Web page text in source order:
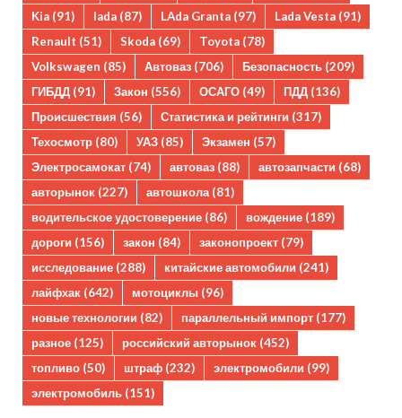
Kia (91) lada (87) LAda Granta (97) Lada Vesta (91)
Renault (51) Skoda (69) Toyota (78)
Volkswagen (85) Автоваз (706) Безопасность (209)
ГИБДД (91) Закон (556) ОСАГО (49) ПДД (136)
Происшествия (56) Статистика и рейтинги (317)
Техосмотр (80) УАЗ (85) Экзамен (57)
Электросамокат (74) автоваз (88) автозапчасти (68)
авторынок (227) автошкола(81)
водительское удостоверение (86) вождение (189)
дороги (156) закон (84) законопроект (79)
исследование (288) китайские автомобили (241)
лайфхак (642) мотоциклы (96)
новые технологии (82) параллельный импорт (177)
разное (125) российский авторынок (452)
топливо (50) штраф (232) электромобили (99)
электромобиль (151)